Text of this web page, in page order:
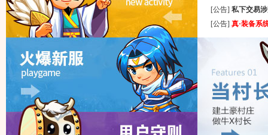
[公告] 私下交易
[公告] 真·装备系